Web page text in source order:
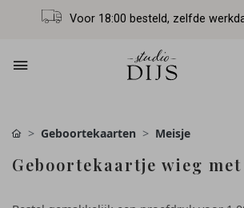
Voor 18:00 besteld, zelfde
Geboortekaarten Meisje
Geboortekaartje wieg